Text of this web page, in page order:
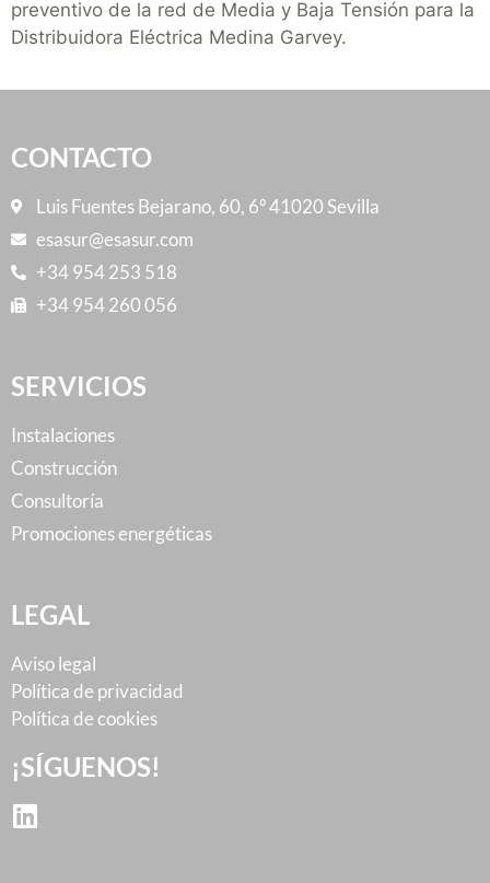
preventivo de la red de Media y Baja Tensión para la
Distribuidora Eléctrica Medina Garvey.
CONTACTO
Luis Fuentes Bejarano, 60, 6º 41020 Sevilla
esasur@esasur.com
+34 954 253 518
+34 954 260 056
SERVICIOS
Instalaciones
Construcción
Consultoría
Promociones energéticas
LEGAL
Aviso legal
Política de privacidad
Política de cookies
¡SÍGUENOS!